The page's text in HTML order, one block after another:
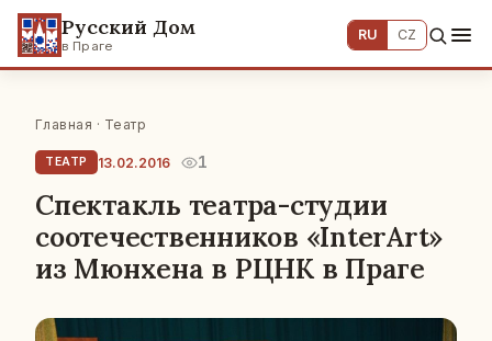
Русский Дом
в Праге
RU CZ
Главная · Театр
ТЕАТР 13.02.2016 1
Спектакль театра-студии
соотечественников «InterArt»
из Мюнхена в РЦНК в Праге